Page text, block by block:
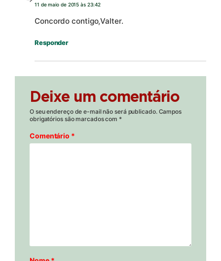
11 de maio de 2015 às 23:42
Concordo contigo,Valter.
Responder
Deixe um comentário
O seu endereço de e-mail não será publicado. Campos
obrigatórios são marcados com *
Comentário *